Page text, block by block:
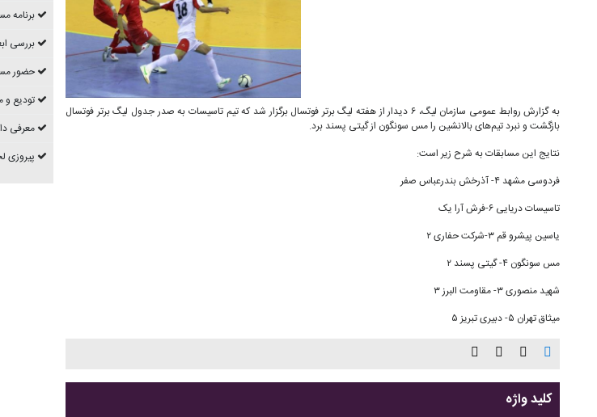
به گزارش روابط عمومی سازمان لیگ، ۶ دیدار از هفته لیگ برتر فوتسال برگزار شد که تیم تاسیسات به صدر جدول لیگ برتر فوتسال
بازگشت و نبرد تیم‌های بالانشین را مس سونگون از گیتی پسند برد.
نتایج این مسابقات به شرح زیر است:
فردوسی ‌مشهد ۴- آذرخش بندرعباس صفر
تاسیسات دریایی ۶-فرش آرا یک
یاسین پیشرو قم ۳-شرکت حفاری ۲
مس سونگون ۴- گیتی پسند ۲
شهید منصوری ۳- مقاومت البرز ۳
میثاق تهران ۵- دبیری تبریز ۵
کلید واژه
برنامه
بررسی
حضور
تودیع و
معرفی
پیروزی